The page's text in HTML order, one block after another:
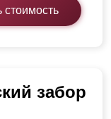
стоимость
забор